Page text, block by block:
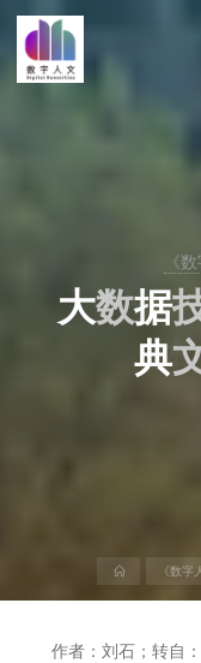
《
大数据
典
页
《数字
作者：刘石；转自